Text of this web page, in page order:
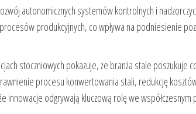
autonomicznych systemów kontrolnych i
produkcyjnych, co wpływa na podniesienie
stoczniowych pokazuje, że branża stale poszukuje
procesu konwertowania stali, redukcję
innowacje odgrywają kluczową rolę we współczesnym